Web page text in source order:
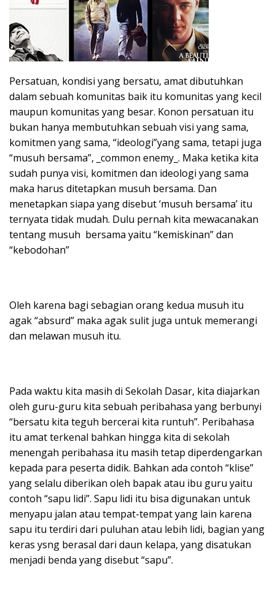
Persatuan, kondisi yang bersatu, amat dibutuhkan
dalam sebuah komunitas baik itu komunitas yang kecil
maupun komunitas yang besar. Konon persatuan itu
bukan hanya membutuhkan sebuah visi yang sama,
komitmen yang sama, “ideologi”yang sama, tetapi juga
“musuh bersama”, _common enemy_. Maka ketika kita
sudah punya visi, komitmen dan ideologi yang sama
maka harus ditetapkan musuh bersama. Dan
menetapkan siapa yang disebut ‘musuh bersama’ itu
ternyata tidak mudah. Dulu pernah kita mewacanakan
tentang musuh bersama yaitu “kemiskinan” dan
“kebodohan”
Oleh karena bagi sebagian orang kedua musuh itu
agak “absurd” maka agak sulit juga untuk memerangi
dan melawan musuh itu.
Pada waktu kita masih di Sekolah Dasar, kita diajarkan
oleh guru-guru kita sebuah peribahasa yang berbunyi
“bersatu kita teguh bercerai kita runtuh”. Peribahasa
itu amat terkenal bahkan hingga kita di sekolah
menengah peribahasa itu masih tetap diperdengarkan
kepada para peserta didik. Bahkan ada contoh “klise”
yang selalu diberikan oleh bapak atau ibu guru yaitu
contoh “sapu lidi”. Sapu lidi itu bisa digunakan untuk
menyapu jalan atau tempat-tempat yang lain karena
sapu itu terdiri dari puluhan atau lebih lidi, bagian yang
keras ysng berasal dari daun kelapa, yang disatukan
menjadi benda yang disebut “sapu”.